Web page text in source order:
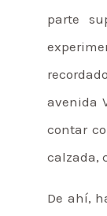
parte
avenida
contar
calzada,
De ahí,